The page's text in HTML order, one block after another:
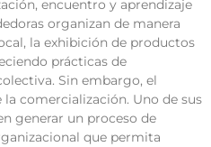
encuentro y aprendizaje
organizan de manera
la exhibición de productos
prácticas de
Sin embargo, el
comercialización. Uno de sus
generar un proceso de
que permita